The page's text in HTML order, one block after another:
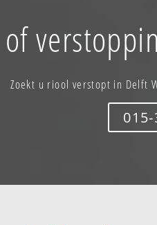
of
Zoekt u riool verstopt in Delft